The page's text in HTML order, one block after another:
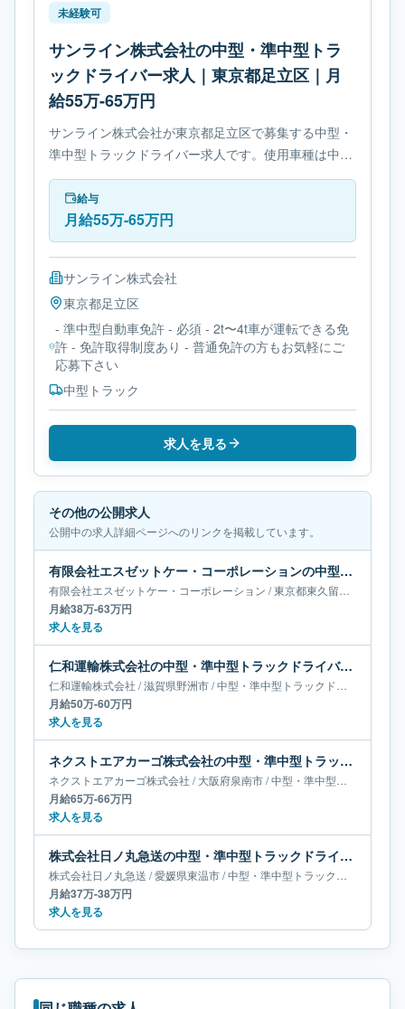
未経験可
サンライン株式会社の中型・準中型トラ
ックドライバー求人｜東京都足立区｜月
給55万-65万円
サンライン株式会社が東京都足立区で募集する中型・
準中型トラックドライバー求人です。使用車種は中型
トラックです。勤務時間は- 変形労働時間制です。必
要免許は- 準中型自動車免許です。
給与
月給55万-65万円
サンライン株式会社
東京都足立区
- 準中型自動車免許 - 必須 - 2t〜4t車が運転できる免
許 - 免許取得制度あり - 普通免許の方もお気軽にご
応募下さい
中型トラック
求人を見る
その他の公開求人
公開中の求人詳細ページへのリンクを掲載しています。
有限会社エスゼットケー・コーポレーションの中型・準中型トラックドライバー求人｜東京都東久留米市｜月給38万-63万円
有限会社エスゼットケー・コーポレーション /東京都東久留米市
月給38万-63万円
求人を見る
仁和運輸株式会社の中型・準中型トラックドライバー求人｜滋賀県野洲市｜月給50万-60万円
仁和運輸株式会社 /滋賀県野洲市/中型・準中型トラックドライバー
月給50万-60万円
求人を見る
ネクストエアカーゴ株式会社の中型・準中型トラックドライバー求人｜大阪府泉南市｜月給65万-66万円
ネクストエアカーゴ株式会社 /大阪府泉南市/中型・準中型トラックドライバー
月給65万-66万円
求人を見る
株式会社日ノ丸急送の中型・準中型トラックドライバー求人｜愛媛県東温市｜月給37万-38万円
株式会社日ノ丸急送 /愛媛県東温市/中型・準中型トラックドライバー
月給37万-38万円
求人を見る